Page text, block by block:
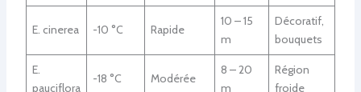
E. cinerea -10 °C Rapide
10 – 15
m
Décoratif,
bouquets
E.
pauciflora
-18 °C Modérée
8 – 20
m
Région
froide